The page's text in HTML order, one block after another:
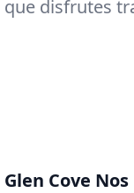
disfrutes
Cove Nos